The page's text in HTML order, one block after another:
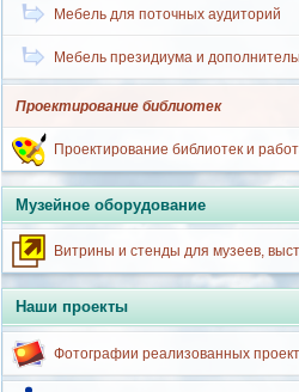
Мебель для поточных аудиторий
Мебель президиума и
Проектирование библиотек
Проектирование библиотек и
Музейное оборудование
Витрины и стенды для музеев,
Наши проекты
Фотографии реализованных